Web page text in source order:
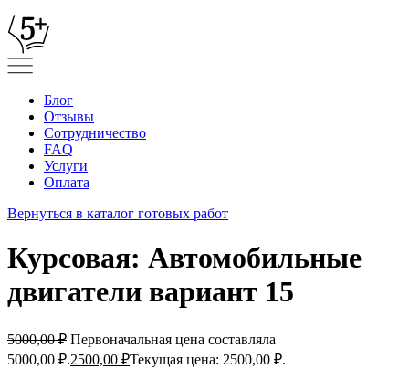
Блог
Отзывы
Сотрудничество
FAQ
Услуги
Оплата
Вернуться в каталог готовых работ
Курсовая: Автомобильные
двигатели вариант 15
5000,00₽ Первоначальная цена составляла
5000,00 ₽.2500,00 ₽Текущая цена: 2500,00 ₽.